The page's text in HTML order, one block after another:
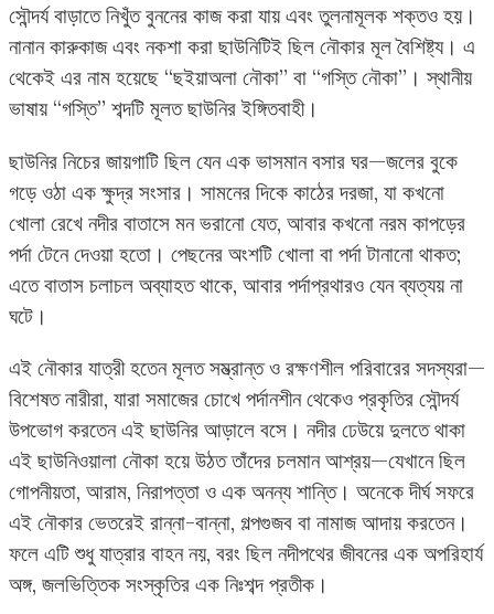
সৌন্দর্য বাড়াতে নিখুঁত বুননের কাজ করা যায় এবং তুলনামূলক শক্তও হয়।
নানান কারুকাজ এবং নকশা করা ছাউনিটিই ছিল নৌকার মূল বৈশিষ্ট্য। এ
থেকেই এর নাম হয়েছে “ছইয়াঅলা নৌকা” বা “গস্তি নৌকা”। স্থানীয়
ভাষায় “গস্তি” শব্দটি মূলত ছাউনির ইঙ্গিতবাহী।
ছাউনির নিচের জায়গাটি ছিল যেন এক ভাসমান বসার ঘর—জলের বুকে
গড়ে ওঠা এক ক্ষুদ্র সংসার। সামনের দিকে কাঠের দরজা, যা কখনো
খোলা রেখে নদীর বাতাসে মন ভরানো যেত, আবার কখনো নরম কাপড়ের
পর্দা টেনে দেওয়া হতো। পেছনের অংশটি খোলা বা পর্দা টানানো থাকত;
এতে বাতাস চলাচল অব্যাহত থাকে, আবার পর্দাপ্রথারও যেন ব্যত্যয় না
ঘটে।
এই নৌকার যাত্রী হতেন মূলত সম্ভ্রান্ত ও রক্ষণশীল পরিবারের সদস্যরা—
বিশেষত নারীরা, যারা সমাজের চোখে পর্দানশীন থেকেও প্রকৃতির সৌন্দর্য
উপভোগ করতেন এই ছাউনির আড়ালে বসে। নদীর ঢেউয়ে দুলতে থাকা
এই ছাউনিওয়ালা নৌকা হয়ে উঠত তাঁদের চলমান আশ্রয়—যেখানে ছিল
গোপনীয়তা, আরাম, নিরাপত্তা ও এক অনন্য শান্তি। অনেকে দীর্ঘ সফরে
এই নৌকার ভেতরেই রান্না-বান্না, গল্পগুজব বা নামাজ আদায় করতেন।
ফলে এটি শুধু যাত্রার বাহন নয়, বরং ছিল নদীপথের জীবনের এক অপরিহার্য
অঙ্গ, জলভিত্তিক সংস্কৃতির এক নিঃশব্দ প্রতীক।